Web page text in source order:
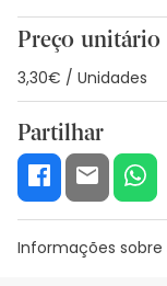
Preço unitário
3,30€ / Unidades
Partilhar
Informações